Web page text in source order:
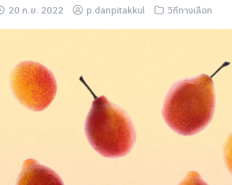
20 ก.ย. 2022 p.danpitakkul วิถีทางเลือก